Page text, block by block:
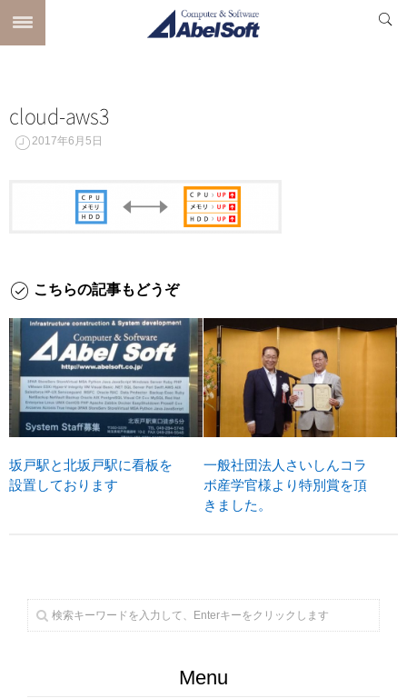
cloud-aws3
2017年6月5日
こちらの記事もどうぞ
坂戸駅と北坂戸駅に看板を
設置しております
一般社団法人さいしんコラ
ボ産学官様より特別賞を頂
きました。
Menu